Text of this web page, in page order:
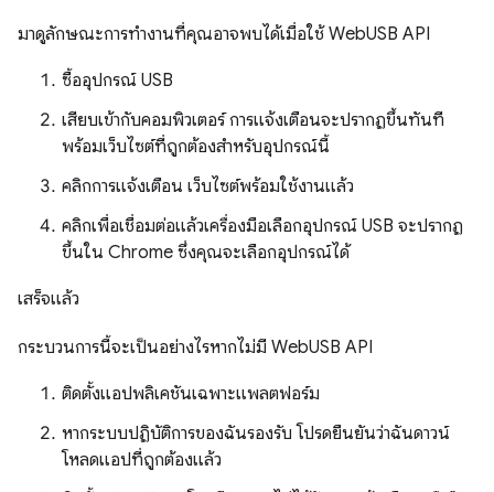
มาดูลักษณะการทำงานที่คุณอาจพบได้เมื่อใช้ WebUSB API
ซื้ออุปกรณ์ USB
เสียบเข้ากับคอมพิวเตอร์ การแจ้งเตือนจะปรากฏขึ้นทันที
พร้อมเว็บไซต์ที่ถูกต้องสำหรับอุปกรณ์นี้
คลิกการแจ้งเตือน เว็บไซต์พร้อมใช้งานแล้ว
คลิกเพื่อเชื่อมต่อแล้วเครื่องมือเลือกอุปกรณ์ USB จะปรากฏ
ขึ้นใน Chrome ซึ่งคุณจะเลือกอุปกรณ์ได้
เสร็จแล้ว
กระบวนการนี้จะเป็นอย่างไรหากไม่มี WebUSB API
ติดตั้งแอปพลิเคชันเฉพาะแพลตฟอร์ม
หากระบบปฏิบัติการของฉันรองรับ โปรดยืนยันว่าฉันดาวน์
โหลดแอปที่ถูกต้องแล้ว